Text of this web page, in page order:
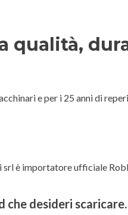
qualità,
e per i 25 anni di
srl è importatore ufficiale
che desideri scaricare.